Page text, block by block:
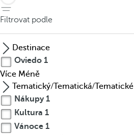
Filtrovat podle
Destinace
Oviedo 1
Více Méně
Tematický/Tematická/Tematické
Nákupy1
Kultura 1
Vánoce 1